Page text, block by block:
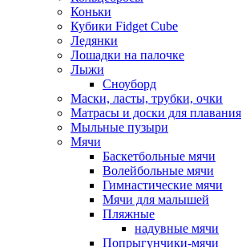
Коньки
Кубики Fidget Cube
Ледянки
Лошадки на палочке
Лыжи
Сноуборд
Маски, ласты, трубки, очки
Матрасы и доски для плавания
Мыльные пузыри
Мячи
Баскетбольные мячи
Волейбольные мячи
Гимнастические мячи
Мячи для малышей
Пляжные
надувные мячи
Попрыгунчики-мячи